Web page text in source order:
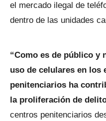
el mercado ilegal de
dentro de las unidades
“Como es de público y
uso de celulares en los
penitenciarios ha
la proliferación de
centros penitenciarios